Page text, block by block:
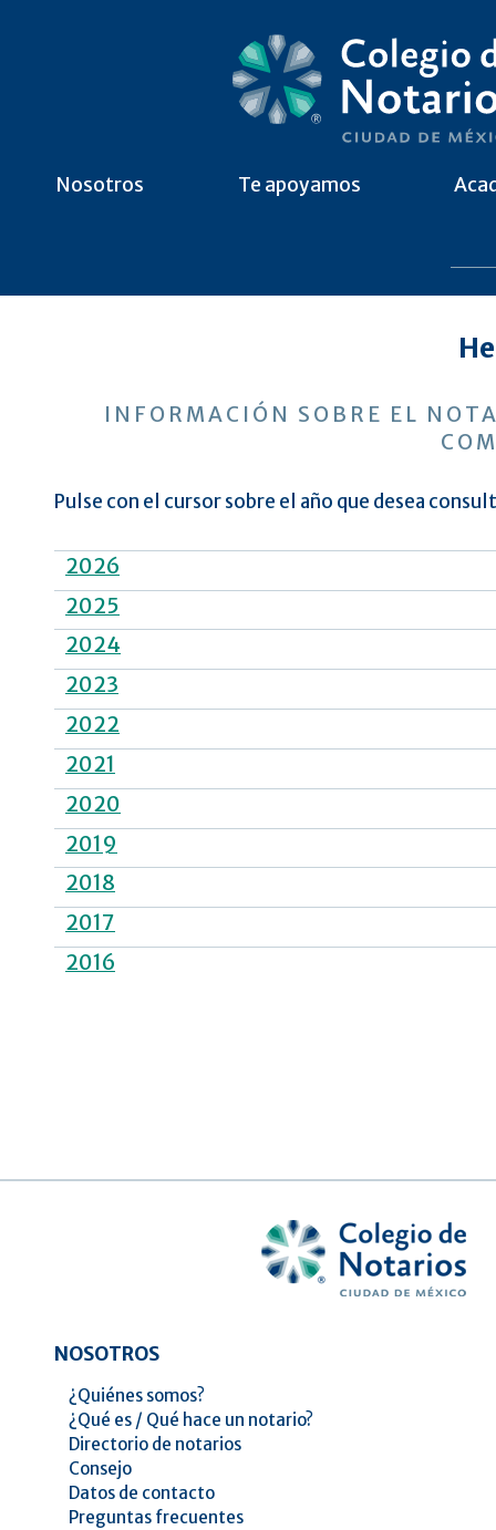
Nosotros Te apoyamos
INFORMACIÓN SOBRE EL
Pulse con el cursor sobre el año que desea
2026
2025
2024
2023
2022
2021
2020
2019
2018
2017
2016
NOSOTROS
¿Quiénes somos?
¿Qué es / Qué hace un notario?
Directorio de notarios
Consejo
Datos de contacto
Preguntas frecuentes